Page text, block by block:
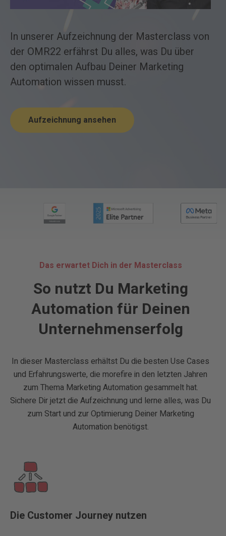
In unserer Aufzeichnung der Masterclass von
der OMR22 erfährst Du alles, was Du über
den optimalen Aufbau Deiner Marketing
Automation wissen musst.
Aufzeichnung ansehen
Das erwartet Dich in der Masterclass
So nutzt Du Marketing
Automation für Deinen
Unternehmenserfolg
In dieser Masterclass erhältst Du die besten Use Cases
und Erfahrungswerte, die morefire in den letzten Jahren
zum Thema Marketing Automation gesammelt hat.
Sichere Dir jetzt die Aufzeichnung und lerne alles, was Du
zum Start und zur Optimierung Deiner Marketing
Automation benötigst.
Die Customer Journey nutzen